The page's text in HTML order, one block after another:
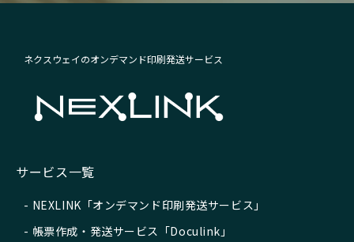
ネクスウェイのオンデマンド印刷発送サービス
サービス一覧
NEXLINK「オンデマンド印刷発送サービス」
帳票作成・発送サービス「Doculink」